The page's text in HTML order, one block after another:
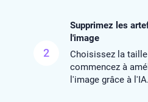
2
Supprimez les
l'image
Choisissez la
commencez à
l'image grâce à l'IA.